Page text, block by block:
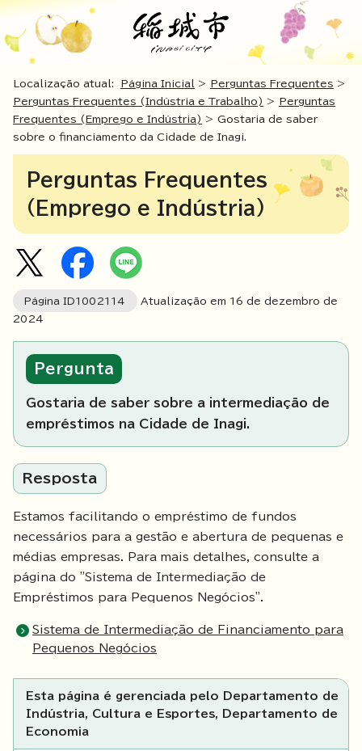
Localização atual: Página Inicial > Perguntas Frequentes >
Perguntas Frequentes (Indústria e Trabalho) >
Perguntas
Frequentes (Emprego e Indústria) > Gostaria de saber
sobre o financiamento da Cidade de Inagi.
Perguntas Frequentes
(Emprego e Indústria)
Página ID1002114 Atualização em 16 de dezembro de
2024
Pergunta
Gostaria de saber sobre a intermediação de
empréstimos na Cidade de Inagi.
Resposta
Estamos facilitando o empréstimo de fundos
necessários para a gestão e abertura de pequenas e
médias empresas. Para mais detalhes, consulte a
página do "Sistema de Intermediação de
Empréstimos para Pequenos Negócios".
Sistema de Intermediação de Financiamento para
Pequenos Negócios
Esta página é gerenciada pelo Departamento de
Indústria, Cultura e Esportes, Departamento de
Economia